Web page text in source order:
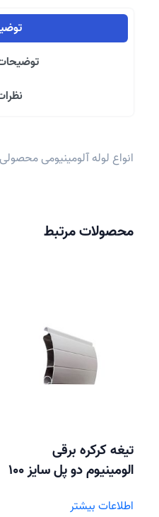
انواع لوله آلومینیومی
محصولات مرتبط
تیغه کرکره برقی
الومینیوم دو پل سایز 100
اطلاعات بیشتر